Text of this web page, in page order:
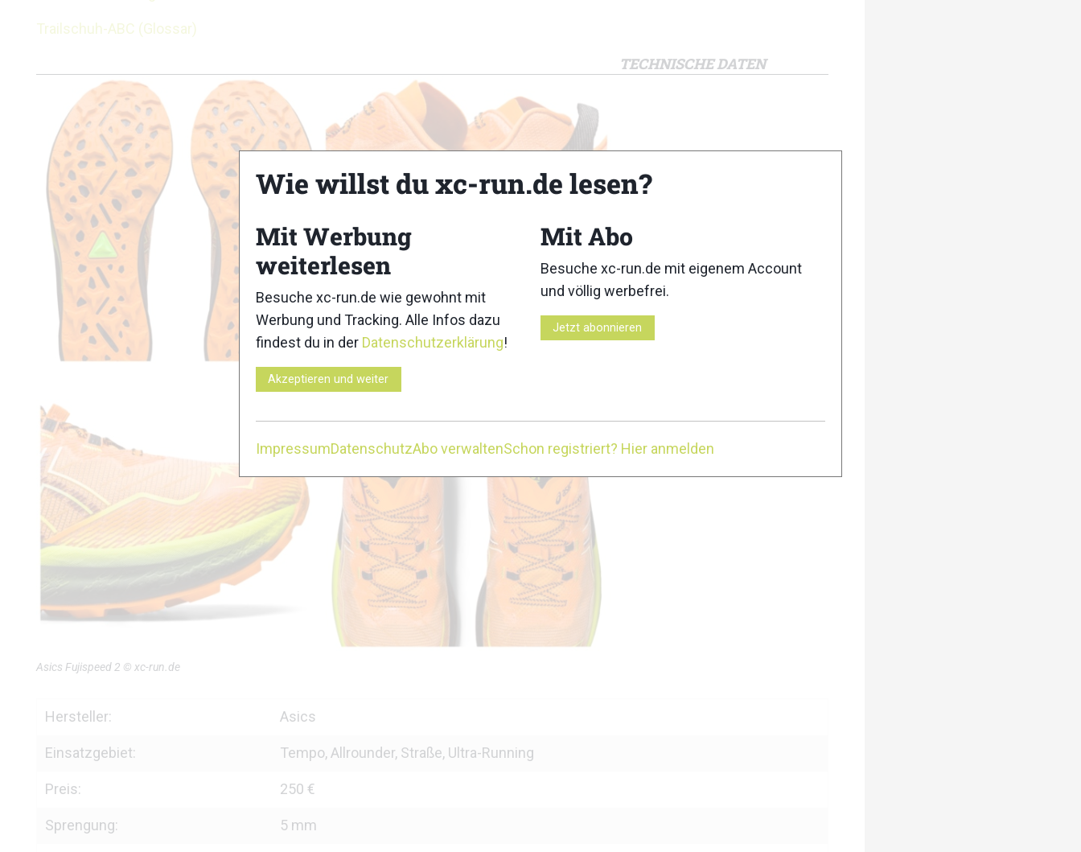
Trailschuh-ABC (Glossar)
Asics Fujispeed 2 © xc-run.de
TECHNISCHE DATEN
Hersteller: Asics
Einsatzgebiet: Tempo, Allrounder, Straße, Ultra-Running
Preis: 250 €
Sprengung: 5 mm
Wie willst du xc-run.de lesen?
Mit Werbung
weiterlesen
Besuche xc-run.de wie gewohnt mit
Werbung und Tracking. Alle Infos dazu
findest du in der Datenschutzerklärung!
Akzeptieren und weiter
Mit Abo
Besuche xc-run.de mit eigenem Account
und völlig werbefrei.
Jetzt abonnieren
ImpressumDatenschutzAbo verwaltenSchon registriert? Hier anmelden